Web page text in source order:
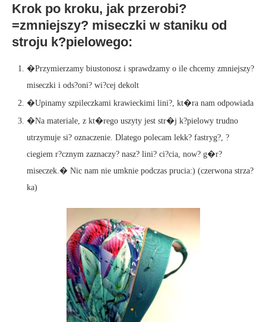
Krok po kroku, jak przerobi?
=zmniejszy? miseczki w staniku od
stroju k?pielowego:
�Przymierzamy biustonosz i sprawdzamy o ile chcemy zmniejszy?
miseczki i ods?oni? wi?cej dekolt
�Upinamy szpileczkami krawieckimi lini?, kt�ra nam odpowiada
�Na materiale, z kt�rego uszyty jest str�j k?pielowy trudno
utrzymuje si? oznaczenie. Dlatego polecam lekk? fastryg?, ?
ciegiem r?cznym zaznaczy? nasz? lini? ci?cia, now? g�r?
miseczek.� Nic nam nie umknie podczas prucia:) (czerwona strza?
ka)